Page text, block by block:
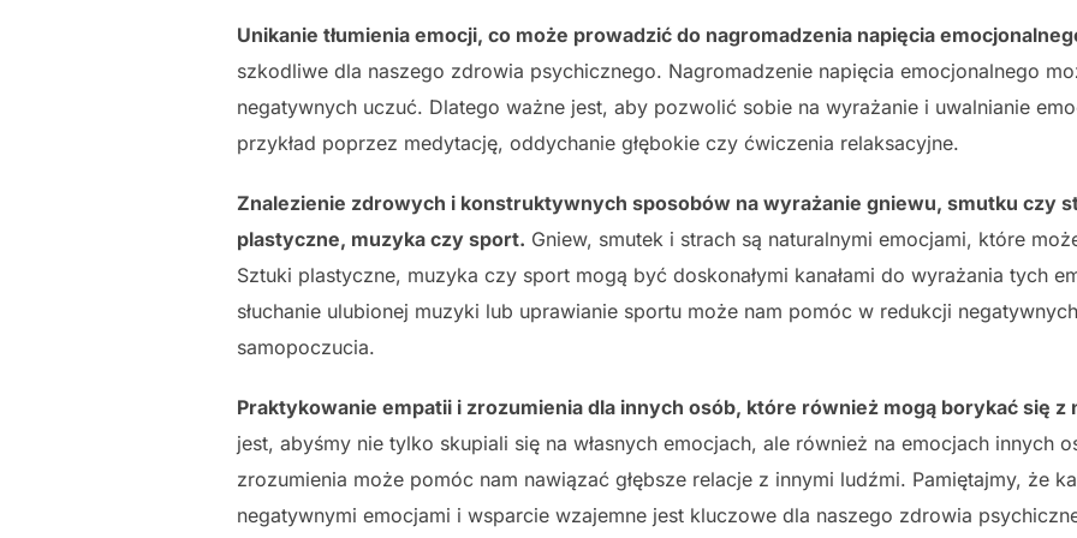
Unikanie tłumienia emocji, co może prowadzić do nagromadzenia napięcia
szkodliwe dla naszego zdrowia psychicznego. Nagromadzenie napięcia emocjonalnego
negatywnych uczuć. Dlatego ważne jest, aby pozwolić sobie na wyrażanie i uwalnianie
przykład poprzez medytację, oddychanie głębokie czy ćwiczenia relaksacyjne.
Znalezienie zdrowych i konstruktywnych sposobów na wyrażanie gniewu, smutku czy
plastyczne, muzyka czy sport. Gniew, smutek i strach są naturalnymi emocjami, które
Sztuki plastyczne, muzyka czy sport mogą być doskonałymi kanałami do wyrażania tych
słuchanie ulubionej muzyki lub uprawianie sportu może nam pomóc w redukcji
samopoczucia.
Praktykowanie empatii i zrozumienia dla innych osób, które również mogą borykać się
jest, abyśmy nie tylko skupiali się na własnych emocjach, ale również na emocjach innych
zrozumienia może pomóc nam nawiązać głębsze relacje z innymi ludźmi. Pamiętajmy, że
negatywnymi emocjami i wsparcie wzajemne jest kluczowe dla naszego zdrowia